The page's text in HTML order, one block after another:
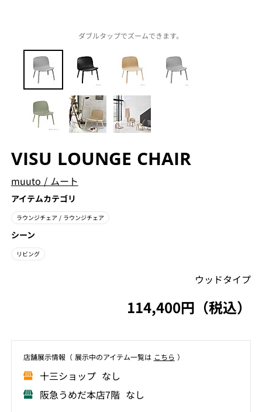
ダブルタップでズームできます。
VISU LOUNGE CHAIR
muuto / ムート
アイテムカテゴリ
ラウンジチェア / ラウンジチェア
シーン
リビング
ウッドタイプ
114,400円（税込）
店舗展⽰情報（ 展⽰中のアイテム⼀覧は こちら ）
⼗三ショップ なし
阪急うめだ本店7階 なし